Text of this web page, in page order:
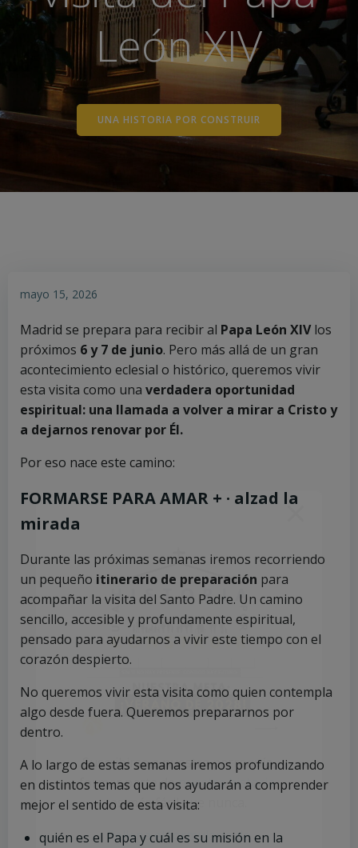
León XIV
UNA HISTORIA POR CONSTRUIR
mayo 15, 2026
Madrid se prepara para recibir al Papa León XIVlos
próximos 6 y 7 de junio. Pero más allá de un gran
acontecimiento eclesial o histórico, queremos vivir
esta visita como una verdadera oportunidad
espiritual: una llamada a volver a mirar a Cristo y
a dejarnos renovar por Él.
Por eso nace este camino:
FORMARSE PARA AMAR + · alzad la
mirada
Durante las próximas semanas iremos recorriendo
un pequeño itinerario de preparación para
acompañar la visita del Santo Padre. Un camino
sencillo, accesible y profundamente espiritual,
pensado para ayudarnos a vivir este tiempo con el
corazón despierto.
No queremos vivir esta visita como quien contempla
algo desde fuera. Queremos prepararnos por
dentro.
A lo largo de estas semanas iremos profundizando
en distintos temas que nos ayudarán a comprender
mejor el sentido de esta visita:
quién es el Papa y cuál es su misión en la
Suscribirse a nuestra parroquía,
formar parte denuestra historia,
es más fácil que nunca.
Rellena el formulario de